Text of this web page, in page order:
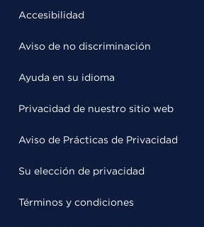
Accesibilidad
Aviso de no discriminación
Ayuda en su idioma
Privacidad de nuestro sitio web
Aviso de Prácticas de Privacidad
Su elección de privacidad
Términos y condiciones